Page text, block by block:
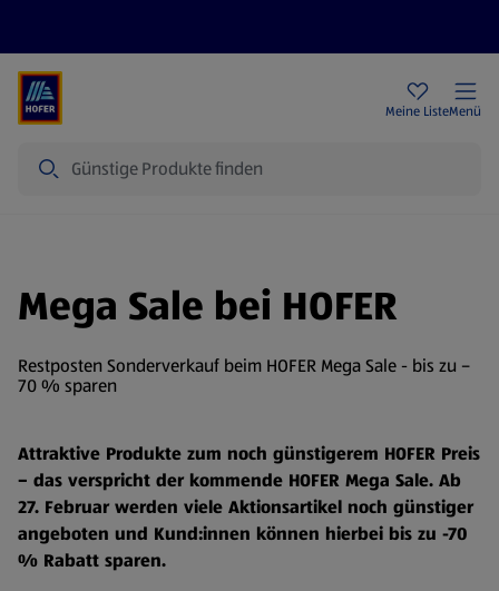
Meine ListeMenü
Mega Sale bei HOFER
Restposten Sonderverkauf beim HOFER Mega Sale - bis zu –
70 % sparen
Attraktive Produkte zum noch günstigerem HOFER Preis
– das verspricht der kommende HOFER Mega Sale. Ab
27. Februar werden viele Aktionsartikel noch günstiger
angeboten und Kund:innen können hierbei bis zu -70
% Rabatt sparen.